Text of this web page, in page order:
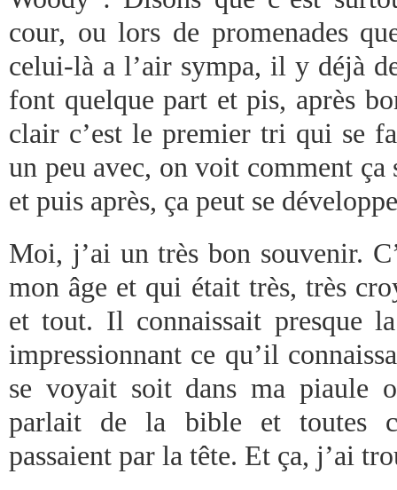
cour, ou lors de promenades
celui-là a l’air sympa, il y déjà
font quelque part et pis, après
clair c’est le premier tri qui se
un peu avec, on voit comment ça
et puis après, ça peut se
Moi, j’ai un très bon souvenir.
mon âge et qui était très, très
et tout. Il connaissait presque
impressionnant ce qu’il
se voyait soit dans ma piaule
parlait de la bible et toutes
passaient par la tête. Et ça, j’ai